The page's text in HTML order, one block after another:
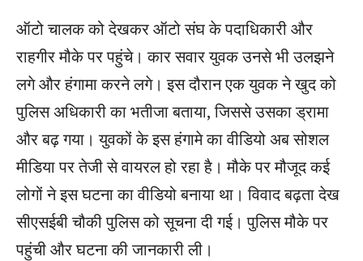
ऑटो चालक को देखकर ऑटो संघ के पदाधिकारी और
राहगीर मौके पर पहुंचे। कार सवार युवक उनसे भी उलझने
लगे और हंगामा करने लगे। इस दौरान एक युवक ने खुद को
पुलिस अधिकारी का भतीजा बताया, जिससे उसका ड्रामा
और बढ़ गया। युवकों के इस हंगामे का वीडियो अब सोशल
मीडिया पर तेजी से वायरल हो रहा है। मौके पर मौजूद कई
लोगों ने इस घटना का वीडियो बनाया था। विवाद बढ़ता देख
सीएसईबी चौकी पुलिस को सूचना दी गई। पुलिस मौके पर
पहुंची और घटना की जानकारी ली।